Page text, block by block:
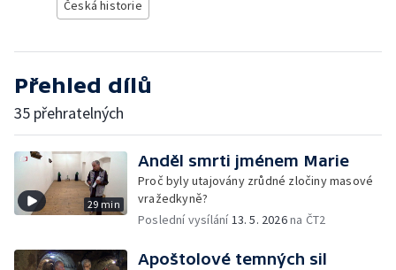
Česká historie
Přehled dílů
35 přehratelných
29 min
Anděl smrti jménem Marie
Proč byly utajovány zrůdné zločiny masové
vražedkyně?
Poslední vysílání13. 5. 2026na ČT2
Apoštolové temných sil